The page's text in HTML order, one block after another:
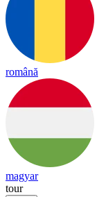
română
magyar
tour